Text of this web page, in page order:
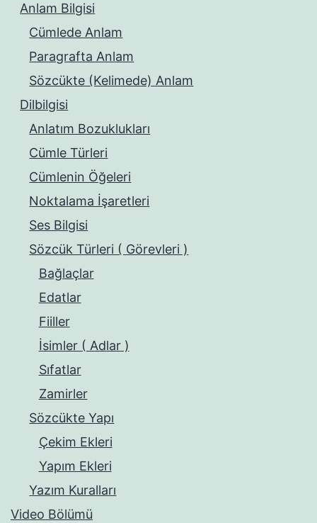
Anlam Bilgisi
Cümlede Anlam
Paragrafta Anlam
Sözcükte (Kelimede) Anlam
Dilbilgisi
Anlatım Bozuklukları
Cümle Türleri
Cümlenin Öğeleri
Noktalama İşaretleri
Ses Bilgisi
Sözcük Türleri ( Görevleri )
Bağlaçlar
Edatlar
Fiiller
İsimler ( Adlar )
Sıfatlar
Zamirler
Sözcükte Yapı
Çekim Ekleri
Yapım Ekleri
Yazım Kuralları
Video Bölümü